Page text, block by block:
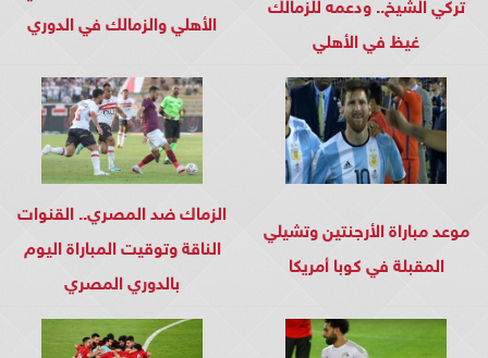
غيظ في الأهلي
الأهلي والزمالك في الدوري
موعد مباراة الأرجنتين وتشيلي
المقبلة في كوبا أمريكا
الزماك ضد المصري.. القنوات
الناقة وتوقيت المباراة اليوم
بالدوري المصري